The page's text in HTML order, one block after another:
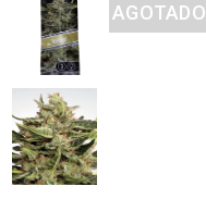
AGOTADO